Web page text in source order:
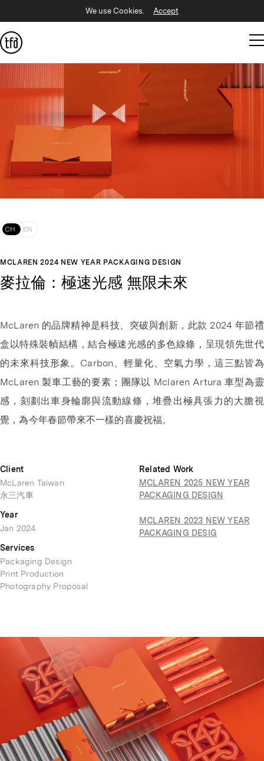
We use Cookies. Accept
CH EN
MCLAREN 2024 NEW YEAR PACKAGING DESIGN
麥拉倫：極速光感 無限未來
McLaren 的品牌精神是科技、突破與創新，此款 2024 年節禮
盒以特殊裝幀結構，結合極速光感的多色線條，呈現領先世代
的未來科技形象。Carbon、輕量化、空氣力學，這三點皆為
McLaren 製車工藝的要素；團隊以 Mclaren Artura 車型為靈
感，刻劃出車身輪廓與流動線條，堆疊出極具張力的大膽視
覺，為今年春節帶來不一樣的喜慶祝福。
Client
McLaren Taiwan
永三汽車
Year
Jan 2024
Services
Packaging Design
Print Production
Photography Proposal
Related Work
MCLAREN 2025 NEW YEAR
PACKAGING DESIGN
MCLAREN 2023 NEW YEAR
PACKAGING DESIG